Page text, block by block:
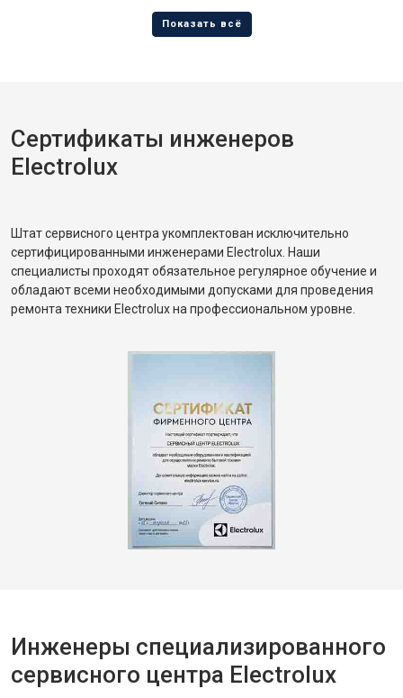
Сертификаты инженеров
Electrolux
Штат сервисного центра укомплектован исключительно
сертифицированными инженерами Electrolux. Наши
специалисты проходят обязательное регулярное обучение и
обладают всеми необходимыми допусками для проведения
ремонта техники Electrolux на профессиональном уровне.
Инженеры специализированного
сервисного центра Electrolux